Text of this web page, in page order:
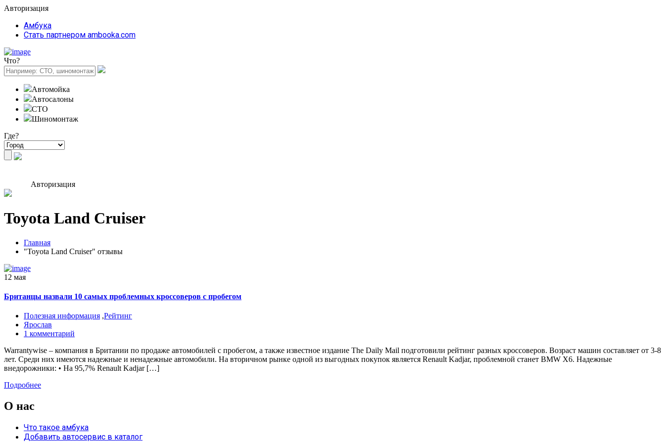
Авторизация
Амбука
Стать партнером ambooka.com
Что?
Автомойка
Автосалоны
СТО
Шиномонтаж
Где?
Авторизация
Toyota Land Cruiser
Главная
"Toyota Land Cruiser" отзывы
12 мая
Британцы назвали 10 самых проблемных кроссоверов с пробегом
Полезная информация ,Рейтинг
Ярослав
1 комментарий
Warrantywise – компания в Британии по продаже автомобилей с пробегом, а также известное издание The Daily Mail подготовили рейтинг разных кроссоверов. Возраст машин составляет от 3-8
лет. Среди них имеются надежные и ненадежные автомобили. На вторичном рынке одной из выгодных покупок является Renault Kadjar, проблемной станет BMW X6. Надежные
внедорожники: • На 95,7% Renault Kadjar […]
Подробнее
О нас
Что такое амбука
Добавить автосервис в каталог